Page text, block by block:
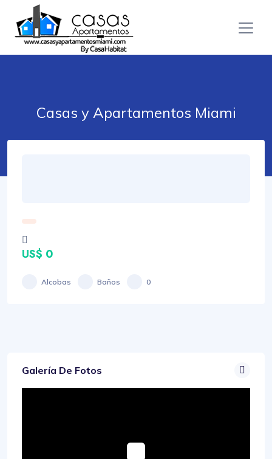
Casas y Apartamentos Miami
US$ 0
Alcobas Baños 0
Galería De Fotos